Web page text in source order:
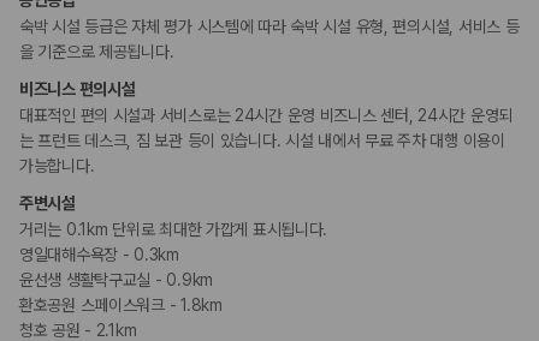
숙박 시설 등급은 자체 평가 시스템에 따라 숙박 시설 유형, 편의시설, 서비스 등
을 기준으로 제공됩니다.
비즈니스 편의시설
대표적인 편의 시설과 서비스로는 24시간 운영 비즈니스 센터, 24시간 운영되
는 프런트 데스크, 짐 보관 등이 있습니다. 시설 내에서 무료 주차 대행 이용이
가능합니다.
주변시설
거리는 0.1km 단위로 최대한 가깝게 표시됩니다.
영일대해수욕장 - 0.3km
윤선생 생활탁구교실 - 0.9km
환호공원 스페이스워크 - 1.8km
청호 공원 - 2.1km